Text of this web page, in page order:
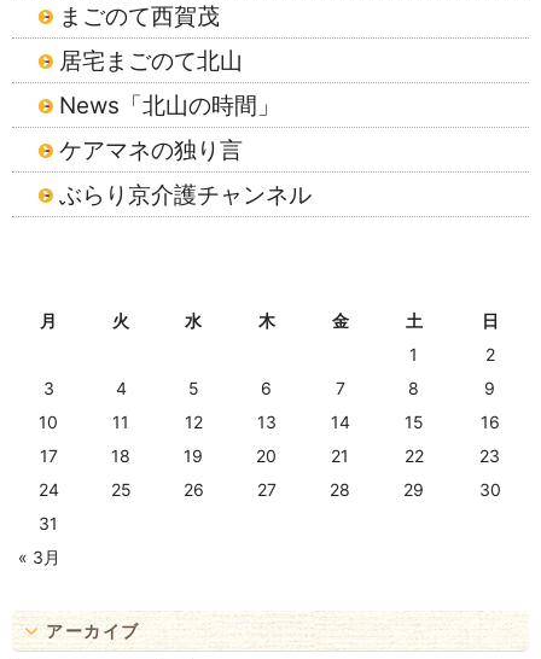
まごのて西賀茂
居宅まごのて北山
News「北山の時間」
ケアマネの独り言
ぶらり京介護チャンネル
月 火 水 木 金 土
日
1
2
3
4 5 6 7 8
9
10
11 12 13 14 15
16
17
18 19 20 21 22
23
24
25 26 27 28 29
30
31
« 3月
アーカイブ